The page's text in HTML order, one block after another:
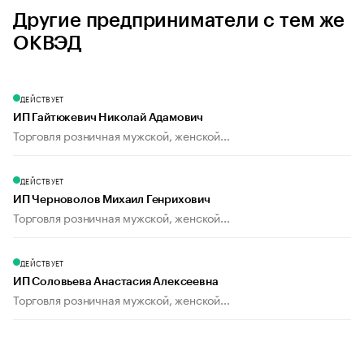
Другие предприниматели с тем же
ОКВЭД
ДЕЙСТВУЕТ
ИП Гайтюкевич Николай Адамович
Торговля розничная мужской, женской...
ДЕЙСТВУЕТ
ИП Черноволов Михаил Генрихович
Торговля розничная мужской, женской...
ДЕЙСТВУЕТ
ИП Соловьева Анастасия Алексеевна
Торговля розничная мужской, женской...